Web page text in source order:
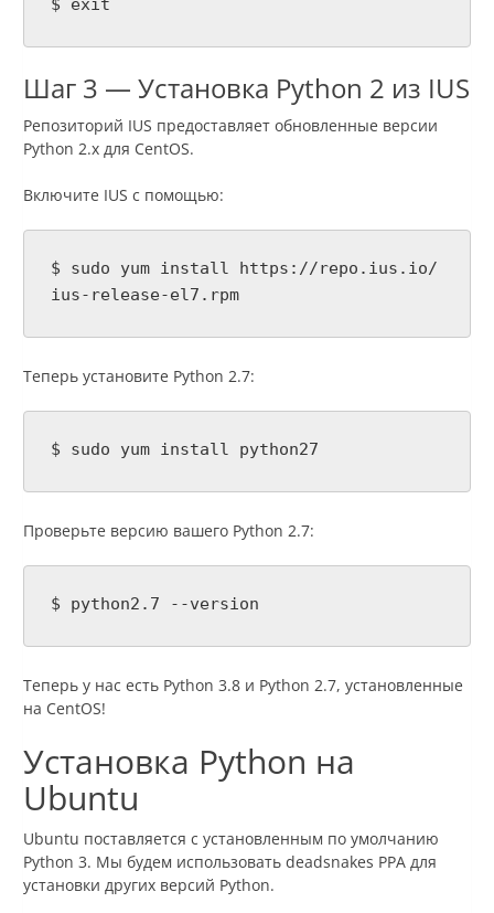
$ exit
Шаг 3 — Установка Python 2 из IUS
Репозиторий IUS предоставляет обновленные версии
Python 2.x для CentOS.
Включите IUS с помощью:
$ sudo yum install https://repo.ius.io/
ius-release-el7.rpm
Теперь установите Python 2.7:
$ sudo yum install python27
Проверьте версию вашего Python 2.7:
$ python2.7 --version
Теперь у нас есть Python 3.8 и Python 2.7, установленные
на CentOS!
Установка Python на
Ubuntu
Ubuntu поставляется с установленным по умолчанию
Python 3. Мы будем использовать deadsnakes PPA для
установки других версий Python.